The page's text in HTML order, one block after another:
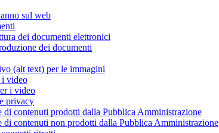
sul web
dei documenti elettronici
dei documenti
(alt text) per le immagini
i video
i video
privacy
di contenuti prodotti dalla Pubblica Amministrazione
di contenuti non prodotti dalla Pubblica Amministrazione